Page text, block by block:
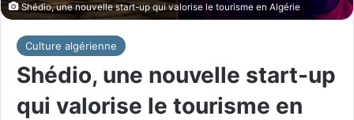
Shédio, une nouvelle start-up qui valorise le tourisme en Algérie
Culture algérienne
Shédio, une nouvelle start-up
qui valorise le tourisme en